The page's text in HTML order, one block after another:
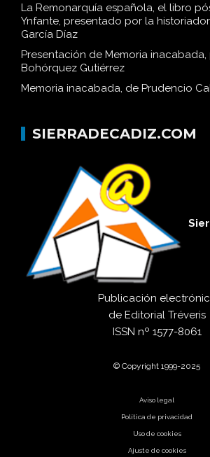
La Remonarquía española, el libro
Ynfante, presentado por la
García Díaz
Presentación de Memoria inacabada,
Bohórquez Gutiérrez
Memoria inacabada, de Prudencio
SIERRADECADIZ.COM
Publicación
de Editorial Tréveris
ISSN nº 1577-8061
© Copyright 1999-2025
Aviso legal
Política de privacidad
Uso de cookies
Ajuste de cookies